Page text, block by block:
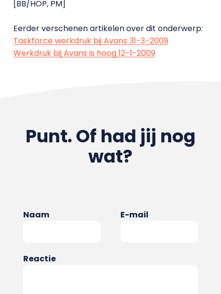
[BB/HOP, PM]
Eerder verschenen artikelen over dit onderwerp:
Taskforce werkdruk bij Avans 31-3-2009
Werkdruk bij Avans is hoog 12-1-2009
Punt. Of had jij nog
wat?
Naam E-mail
Reactie